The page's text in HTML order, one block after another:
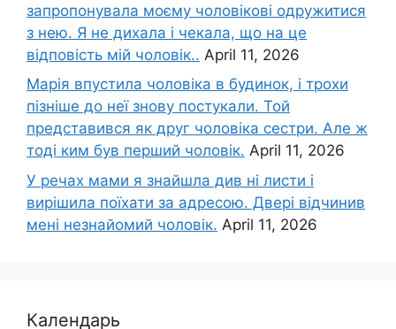
запропонувала моєму чоловікові одружитися
з нею. Я не дихала і чекала, що на це
відповість мій чоловік.. April 11, 2026
Марія впустила чоловіка в будинок, і трохи
пізніше до неї знову постукали. Той
представився як друг чоловіка сестри. Але ж
тоді ким був перший чоловік. April 11, 2026
У речах мами я знайшла див ні листи і
вирішила поїхати за адресою. Двері відчинив
мені незнайомий чоловік. April 11, 2026
Календарь